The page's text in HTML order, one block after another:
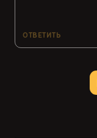
ОТВЕТИТЬ